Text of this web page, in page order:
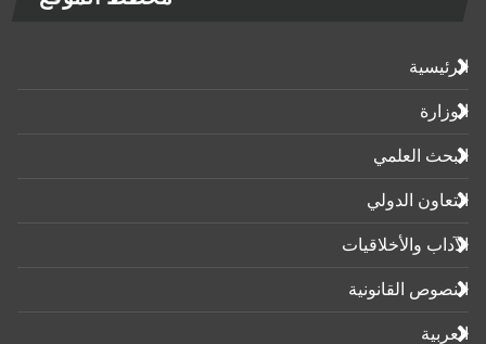
الرئيسية
الوزارة
البحث العلمي
التعاون الدولي
الآداب واﻷخلاقيات
النصوص القانونية
العربية